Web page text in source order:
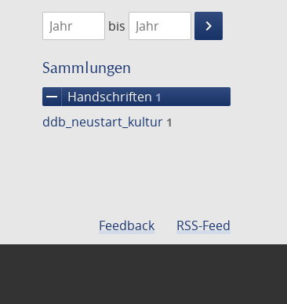
1474
1475
bis
keyboard_arrow_right
Suche
Sammlungen
remove Handschriften 1
ddb_neustart_kultur 1
Feedback RSS-Feed